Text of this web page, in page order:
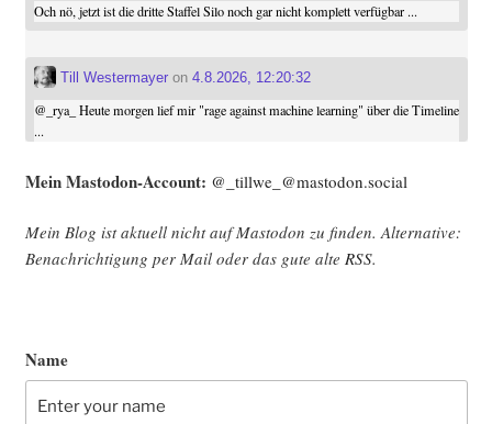
Och nö, jetzt ist die dritte Staffel Silo noch gar nicht komplett verfügbar ...
Till Westermayeron 4.8.2026, 12:20:32
@ _rya_ Heute morgen lief mir "rage against machine learning" über die Timeline
...
Mein Mast­o­don-Account: @_tillwe_@mastodon.social
Mein Blog ist aktu­ell nicht auf Mast­o­don zu fin­den. Alter­na­ti­ve:
Benach­rich­ti­gung per Mail oder das gute alte RSS.
Name